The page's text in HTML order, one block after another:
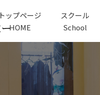
トップページ
HOME
スクール
School